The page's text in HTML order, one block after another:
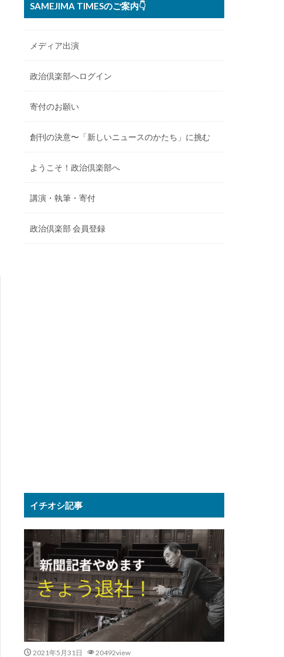
SAMEJIMA TIMESのご案内👇
メディア出演
政治倶楽部へログイン
寄付のお願い
創刊の決意〜「新しいニュースのかたち」に挑む
ようこそ！政治倶楽部へ
講演・執筆・寄付
政治倶楽部 会員登録
イチオシ記事
2021年5月31日 20492view